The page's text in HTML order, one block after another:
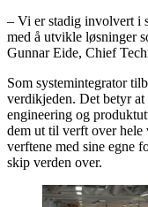
– Vi er stadig involvert i
med å utvikle løsninger
Gunnar Eide, Chief
Som systemintegrator
verdikjeden. Det betyr at
engineering og
dem ut til verft over hele
verftene med sine egne
skip verden over.